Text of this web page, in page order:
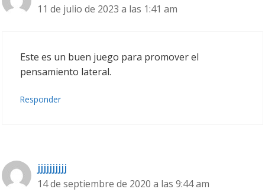
11 de julio de 2023 a las 1:41 am
Este es un buen juego para promover el
pensamiento lateral.
Responder
jjjjjjjjjj
14 de septiembre de 2020 a las 9:44 am